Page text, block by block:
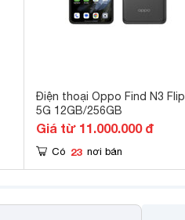
Điện thoại Oppo Find N3 Flip
5G 12GB/256GB
Giá từ 11.000.000 đ
Có 23 nơi bán